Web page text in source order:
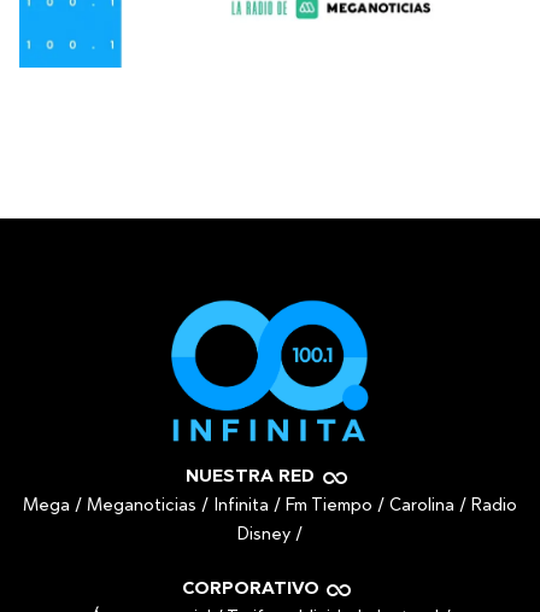
NUESTRA RED
Mega / Meganoticias / Infinita / Fm Tiempo / Carolina / Radio
Disney /
CORPORATIVO